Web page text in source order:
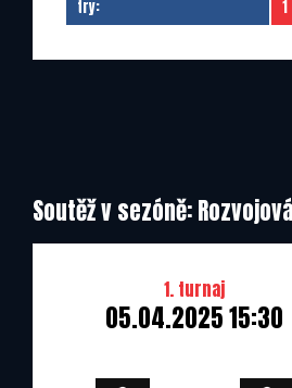
try: 1
Soutěž v sezóně:
1. turnaj
05.04.2025 15:30